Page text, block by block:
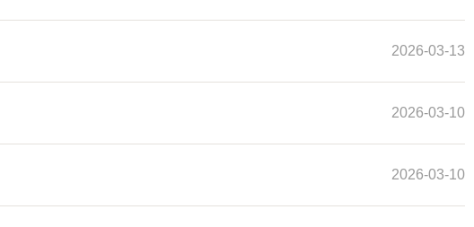
2026-03-13
2026-03-10
2026-03-10